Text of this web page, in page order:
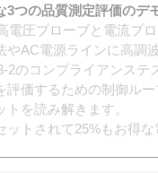
つの品質測定評価のデ
電圧プローブと電流プ
やAC電源ラインに高調
2のコンプライアンス
評価するための制御ル
を読み解きます。
ットされて25%もお得